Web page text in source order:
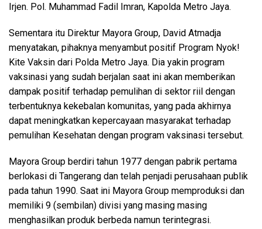
Irjen. Pol. Muhammad Fadil Imran, Kapolda Metro Jaya.
Sementara itu Direktur Mayora Group, David Atmadja
menyatakan, pihaknya menyambut positif Program Nyok!
Kite Vaksin dari Polda Metro Jaya. Dia yakin program
vaksinasi yang sudah berjalan saat ini akan memberikan
dampak positif terhadap pemulihan di sektor riil dengan
terbentuknya kekebalan komunitas, yang pada akhirnya
dapat meningkatkan kepercayaan masyarakat terhadap
pemulihan Kesehatan dengan program vaksinasi tersebut.
Mayora Group berdiri tahun 1977 dengan pabrik pertama
berlokasi di Tangerang dan telah penjadi perusahaan publik
pada tahun 1990. Saat ini Mayora Group memproduksi dan
memiliki 9 (sembilan) divisi yang masing masing
menghasilkan produk berbeda namun terintegrasi.